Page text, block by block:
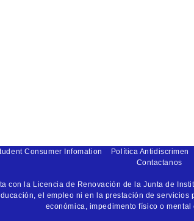
Consumer Infomation Política Antidiscrimen
Contactanos
con la Licencia de Renovación de la Junta de
el empleo ni en la prestación de
económica, impedimento físico o